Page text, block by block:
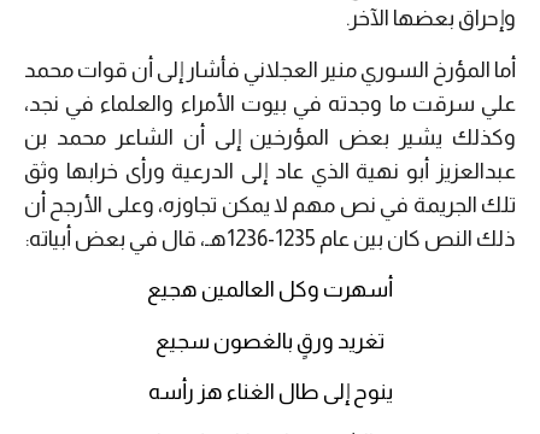
وإحراق بعضها الآخر.
أما المؤرخ السوري منير العجلاني فأشار إلى أن قوات محمد
علي سرقت ما وجدته في بيوت الأمراء والعلماء في نجد،
وكذلك يشير بعض المؤرخين إلى أن الشاعر محمد بن
عبدالعزيز أبو نهية الذي عاد إلى الدرعية ورأى خرابها وثق
تلك الجريمة في نص مهم لا يمكن تجاوزه، وعلى الأرجح أن
ذلك النص كان بين عام 1235-1236هـ، قال في بعض أبياته:
أسهرت وكل العالمين هجيع
تغريد ورقٍ بالغصون سجيع
ينوح إلى طال الغناء هز رأسه